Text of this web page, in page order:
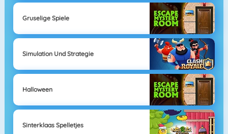
Gruselige Spiele
Simulation Und Strategie
Halloween
Sinterklaas Spelletjes